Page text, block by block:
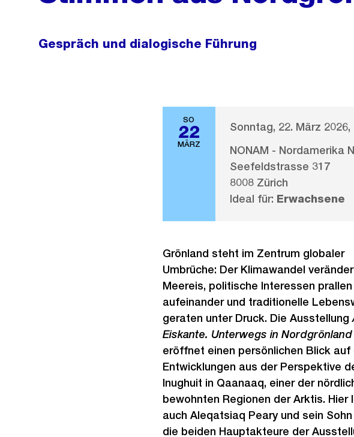
Gespräch und dialogische Führung
SO
22
MÄRZ
Sonntag, 22. März 2026,
NONAM - Nordamerika
Seefeldstrasse 317
8008 Zürich
Ideal für: Erwachsene
Grönland steht im Zentrum globaler
Umbrüche: Der Klimawandel
Meereis, politische Interessen prallen
aufeinander und traditionelle
geraten unter Druck. Die Ausstellung
Eiskante. Unterwegs in Nordgrönland
eröffnet einen persönlichen Blick auf
Entwicklungen aus der Perspektive
Inughuit in Qaanaaq, einer der
bewohnten Regionen der Arktis. Hier
auch Aleqatsiaq Peary und sein
die beiden Hauptakteure der